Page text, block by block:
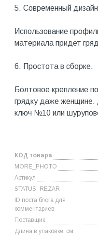
5. Современный
Использование
материала придет
6. Простота в сборке.
Болтовое крепление
грядку даже женщине.
ключ №10 или
КОД товара
MORE_PHOTO
Артикул
STATUS_REZAR
ID поста блога для
комментариев
Поставщик
Длина в упаковке, см